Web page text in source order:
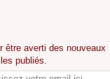
être averti des nouveaux
publiés.